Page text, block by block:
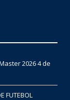
20264 de
FUTEBOL